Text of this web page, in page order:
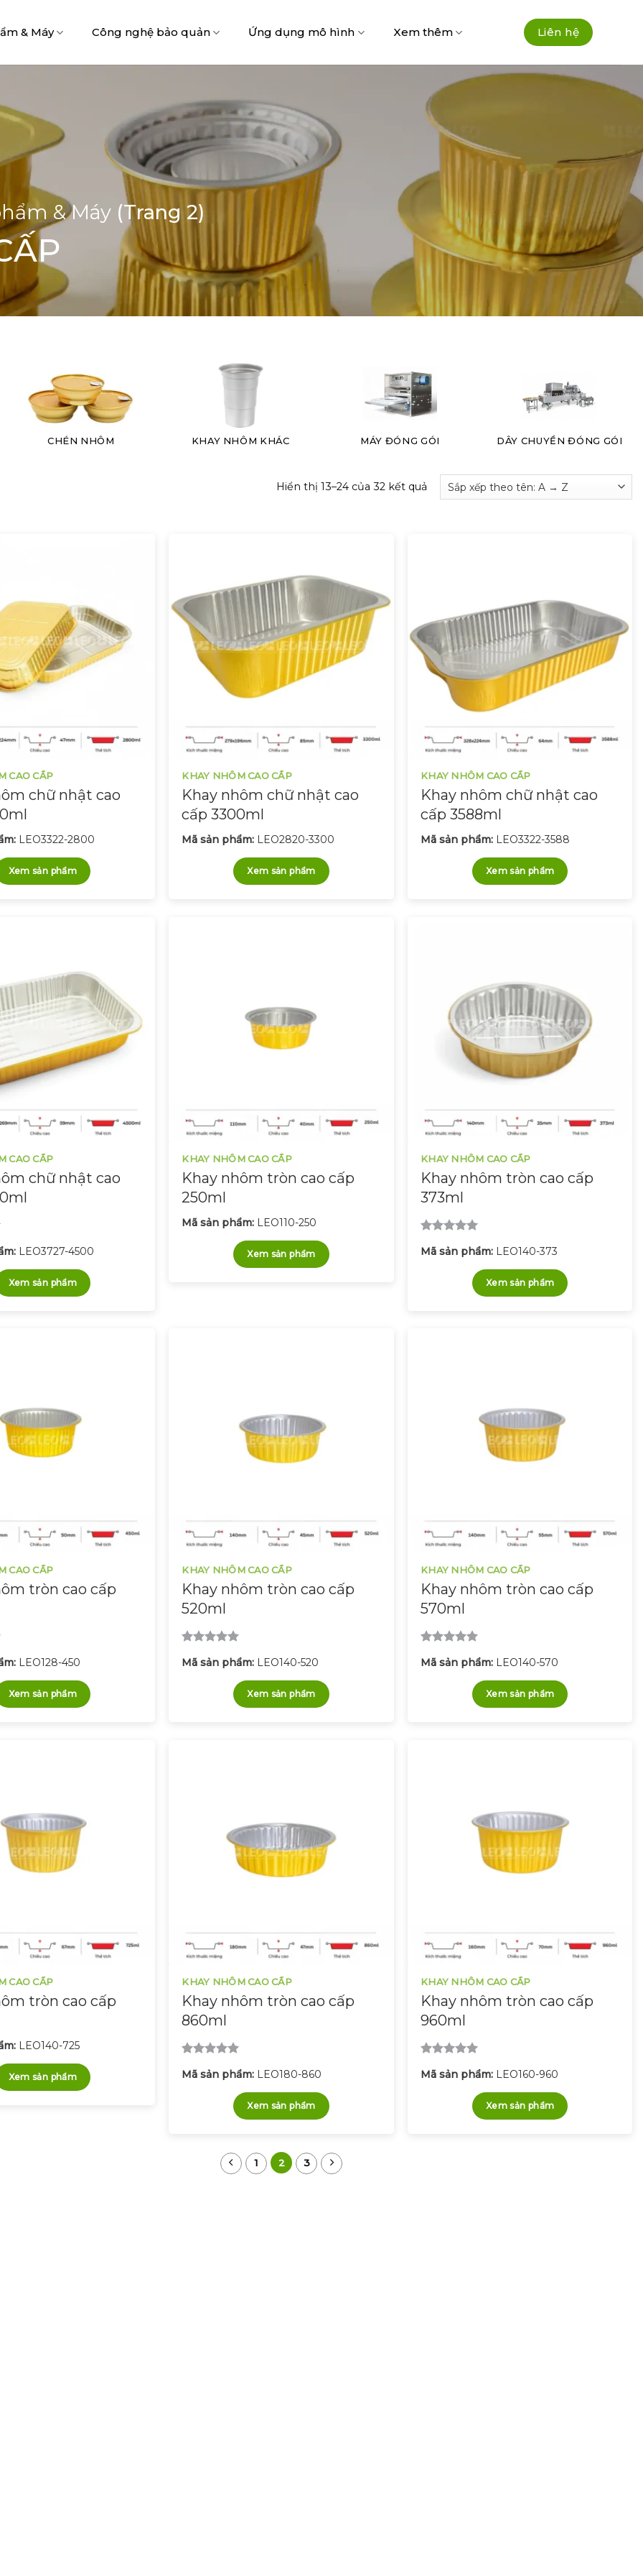
& Máy Công nghệ bảo quản Ứng dụng mô hình Xem thêm Liên hệ
& Máy (Trang 2)
CHÉN NHÔM KHAY NHÔM KHÁC MÁY ĐÓNG GÓI DÂY CHUYỀN ĐÓNG GÓI
Hiển thị 13–24 của 32 kết quả
CAO CẤP
chữ nhật cao
LEO3322-2800
Xem sản phẩm
KHAY NHÔM CAO CẤP
Khay nhôm chữ nhật cao
cấp 3300ml
Mã sản phẩm: LEO2820-3300
Xem sản phẩm
KHAY NHÔM CAO CẤP
Khay nhôm chữ nhật cao
cấp 3588ml
Mã sản phẩm: LEO3322-3588
Xem sản phẩm
CAO CẤP
chữ nhật cao
LEO3727-4500
Xem sản phẩm
KHAY NHÔM CAO CẤP
Khay nhôm tròn cao cấp
250ml
Mã sản phẩm: LEO110-250
Xem sản phẩm
KHAY NHÔM CAO CẤP
Khay nhôm tròn cao cấp
373ml
hạng5.00
Mã sản phẩm: LEO140-373
Xem sản phẩm
CAO CẤP
tròn cao cấp
LEO128-450
Xem sản phẩm
KHAY NHÔM CAO CẤP
Khay nhôm tròn cao cấp
520ml
hạng5.00
Mã sản phẩm: LEO140-520
Xem sản phẩm
KHAY NHÔM CAO CẤP
Khay nhôm tròn cao cấp
570ml
hạng5.00
Mã sản phẩm: LEO140-570
Xem sản phẩm
CAO CẤP
tròn cao cấp
LEO140-725
Xem sản phẩm
KHAY NHÔM CAO CẤP
Khay nhôm tròn cao cấp
860ml
hạng5.00
Mã sản phẩm: LEO180-860
Xem sản phẩm
KHAY NHÔM CAO CẤP
Khay nhôm tròn cao cấp
960ml
hạng5.00
Mã sản phẩm: LEO160-960
Xem sản phẩm
1 2 3